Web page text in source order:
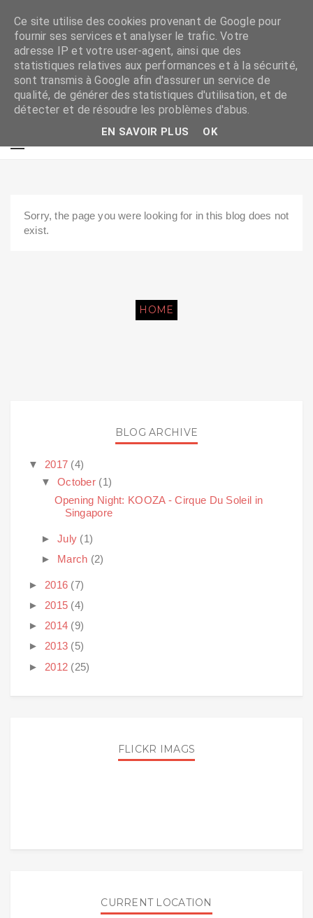
Sorry, the page you were looking for in this blog does not
exist.
HOME
BLOG ARCHIVE
▼ 2017 (4)
▼ October (1)
Opening Night: KOOZA - Cirque Du Soleil in
Singapore
► July (1)
► March (2)
► 2016 (7)
► 2015 (4)
► 2014 (9)
► 2013 (5)
► 2012 (25)
FLICKR IMAGS
CURRENT LOCATION
Ce site utilise des cookies provenant de Google pour
fournir ses services et analyser le trafic. Votre
adresse IP et votre user-agent, ainsi que des
statistiques relatives aux performances et à la sécurité,
sont transmis à Google afin d'assurer un service de
qualité, de générer des statistiques d'utilisation, et de
détecter et de résoudre les problèmes d'abus.
EN SAVOIR PLUS OK